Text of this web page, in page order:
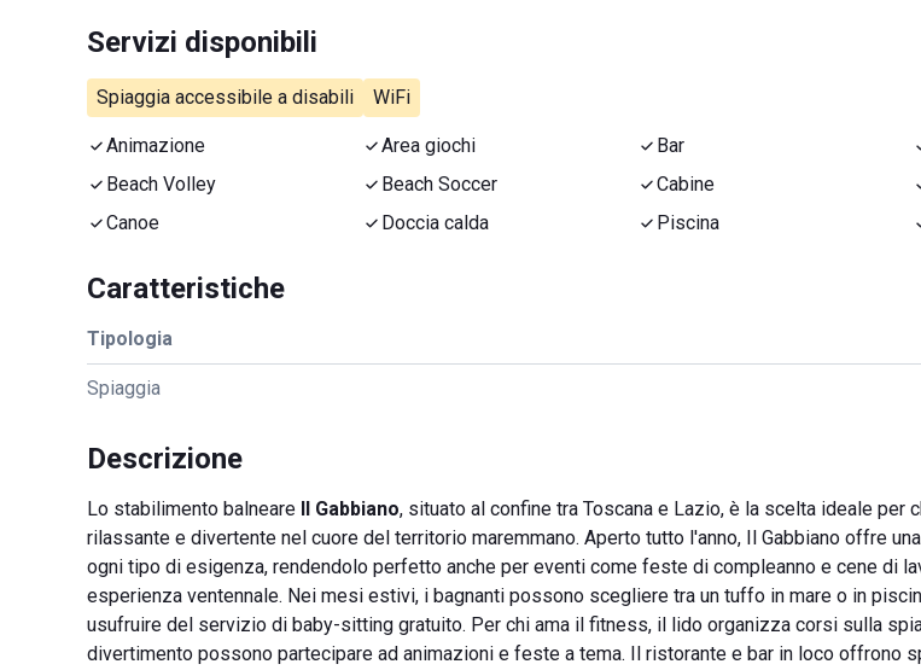
Servizi disponibili
Spiaggia accessibile a disabili WiFi
Animazione Area giochi Bar
Beach Volley
Beach Soccer Cabine
Canoe
Doccia calda Piscina
Caratteristiche
Tipologia
Spiaggia
Descrizione
Lo stabilimento balneare Il Gabbiano, situato al confine tra Toscana e Lazio, è la scelta ideale per
rilassante e divertente nel cuore del territorio maremmano. Aperto tutto l'anno, Il Gabbiano offre
ogni tipo di esigenza, rendendolo perfetto anche per eventi come feste di compleanno e cene di
esperienza ventennale. Nei mesi estivi, i bagnanti possono scegliere tra un tuffo in mare o in
usufruire del servizio di baby-sitting gratuito. Per chi ama il fitness, il lido organizza corsi sulla
divertimento possono partecipare ad animazioni e feste a tema. Il ristorante e bar in loco offrono